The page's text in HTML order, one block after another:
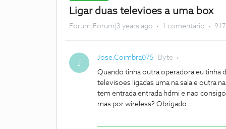
Ligar duas televioes a uma box
Forum|Forum|3 years ago 1 comentário
J Jose.Coimbra075 Byte
Quando tinha outra operadora eu tinha
televisoes ligadas uma na sala e outra
tem entrada entrada hdmi e nao
mas por wireless? Obrigado